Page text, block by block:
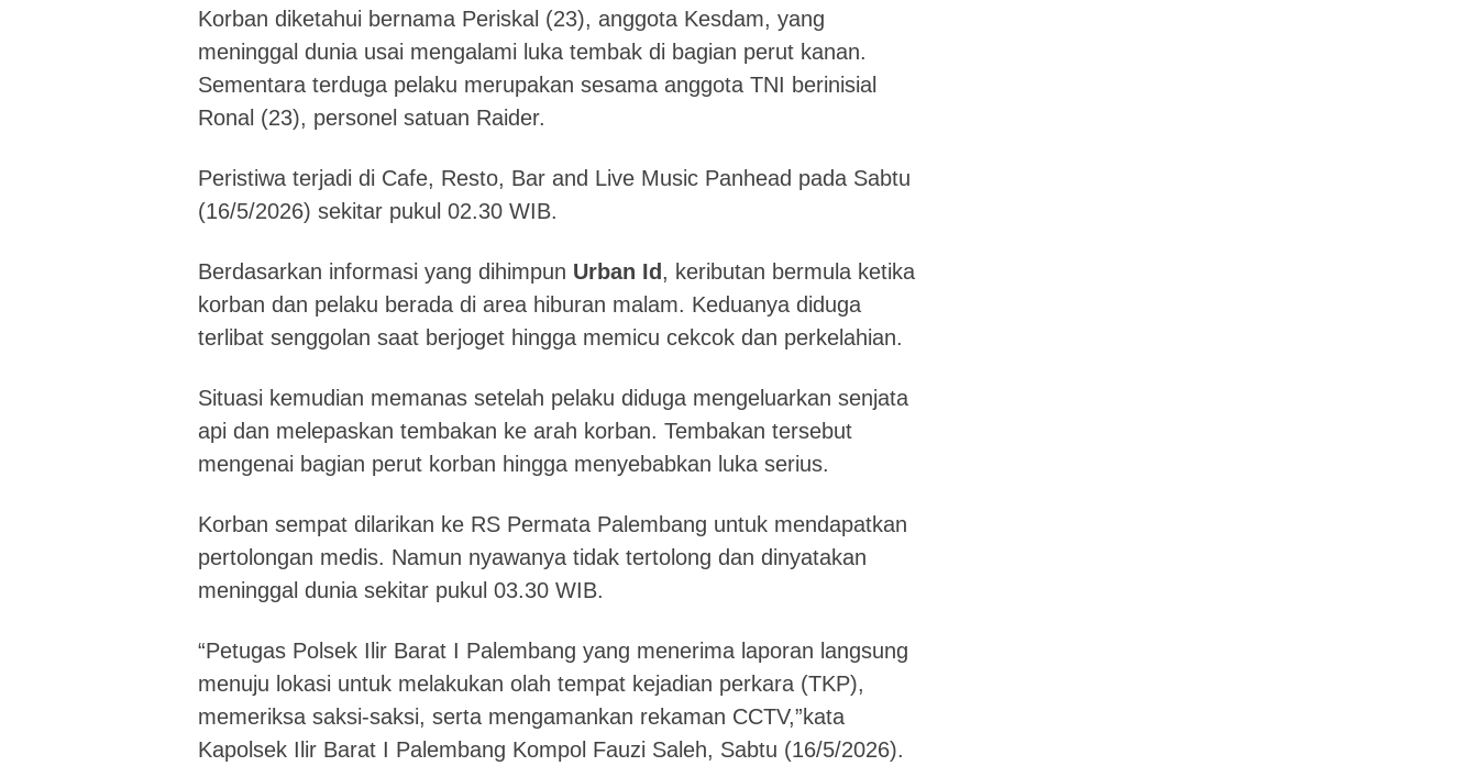
Korban diketahui bernama Periskal (23), anggota Kesdam, yang
meninggal dunia usai mengalami luka tembak di bagian perut kanan.
Sementara terduga pelaku merupakan sesama anggota TNI berinisial
Ronal (23), personel satuan Raider.
Peristiwa terjadi di Cafe, Resto, Bar and Live Music Panhead pada Sabtu
(16/5/2026) sekitar pukul 02.30 WIB.
Berdasarkan informasi yang dihimpun Urban Id , keributan bermula ketika
korban dan pelaku berada di area hiburan malam. Keduanya diduga
terlibat senggolan saat berjoget hingga memicu cekcok dan perkelahian.
Situasi kemudian memanas setelah pelaku diduga mengeluarkan senjata
api dan melepaskan tembakan ke arah korban. Tembakan tersebut
mengenai bagian perut korban hingga menyebabkan luka serius.
Korban sempat dilarikan ke RS Permata Palembang untuk mendapatkan
pertolongan medis. Namun nyawanya tidak tertolong dan dinyatakan
meninggal dunia sekitar pukul 03.30 WIB.
“Petugas Polsek Ilir Barat I Palembang yang menerima laporan langsung
menuju lokasi untuk melakukan olah tempat kejadian perkara (TKP),
memeriksa saksi-saksi, serta mengamankan rekaman CCTV,”kata
Kapolsek Ilir Barat I Palembang Kompol Fauzi Saleh, Sabtu (16/5/2026).